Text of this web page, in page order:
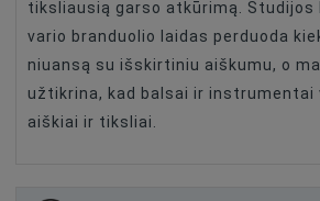
tiksliausią garso atkūrimą. Studijos
vario branduolio laidas perduoda
niuansą su išskirtiniu aiškumu, o
užtikrina, kad balsai ir instrumentai
aiškiai ir tiksliai.